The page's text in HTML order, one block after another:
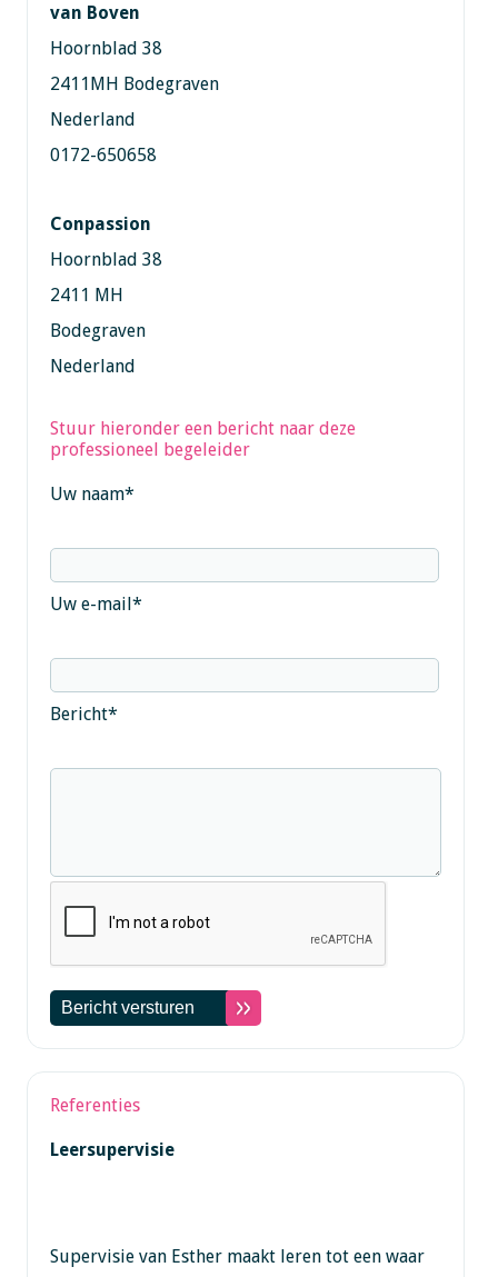
van Boven
Hoornblad 38
2411MH Bodegraven
Nederland
0172-650658
Conpassion
Hoornblad 38
2411 MH
Bodegraven
Nederland
Stuur hieronder een bericht naar deze
professioneel begeleider
Uw naam*
Uw e-mail*
Bericht*
Referenties
Leersupervisie
Supervisie van Esther maakt leren tot een waar